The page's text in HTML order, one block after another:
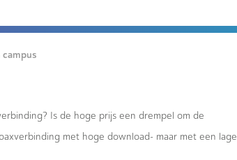
Is de hoge prijs een drempel om de
met hoge download- maar met een lage